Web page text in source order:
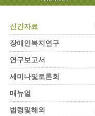
신간자료
장애인복지연구
연구보고서
세미나및토론회
매뉴얼
법령및해외